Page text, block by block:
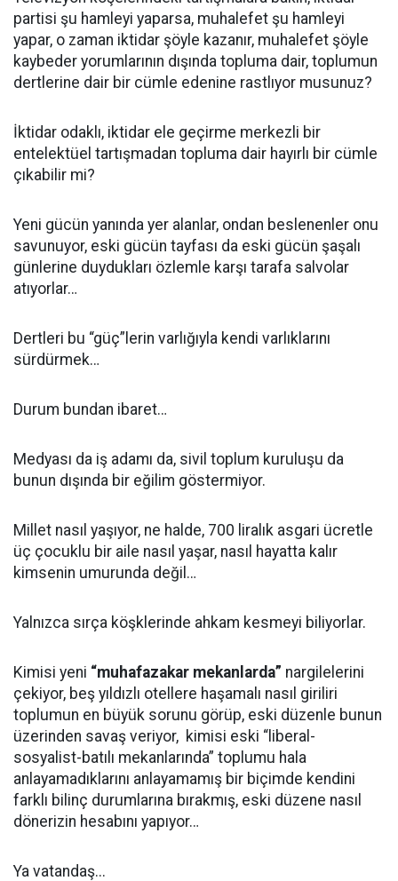
partisi şu hamleyi yaparsa, muhalefet şu hamleyi
yapar, o zaman iktidar şöyle kazanır, muhalefet şöyle
kaybeder yorumlarının dışında topluma dair, toplumun
dertlerine dair bir cümle edenine rastlıyor musunuz?
İktidar odaklı, iktidar ele geçirme merkezli bir
entelektüel tartışmadan topluma dair hayırlı bir cümle
çıkabilir mi?
Yeni gücün yanında yer alanlar, ondan beslenenler onu
savunuyor, eski gücün tayfası da eski gücün şaşalı
günlerine duydukları özlemle karşı tarafa salvolar
atıyorlar…
Dertleri bu “güç”lerin varlığıyla kendi varlıklarını
sürdürmek…
Durum bundan ibaret…
Medyası da iş adamı da, sivil toplum kuruluşu da
bunun dışında bir eğilim göstermiyor.
Millet nasıl yaşıyor, ne halde, 700 liralık asgari ücretle
üç çocuklu bir aile nasıl yaşar, nasıl hayatta kalır
kimsenin umurunda değil…
Yalnızca sırça köşklerinde ahkam kesmeyi biliyorlar.
Kimisi yeni “muhafazakar mekanlarda” nargilelerini
çekiyor, beş yıldızlı otellere haşamalı nasıl giriliri
toplumun en büyük sorunu görüp, eski düzenle bunun
üzerinden savaş veriyor, kimisi eski “liberal-
sosyalist-batılı mekanlarında” toplumu hala
anlayamadıklarını anlayamamış bir biçimde kendini
farklı bilinç durumlarına bırakmış, eski düzene nasıl
dönerizin hesabını yapıyor…
Ya vatandaş...